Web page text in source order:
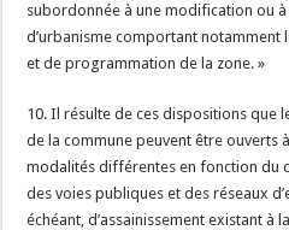
subordonnée à une modification ou à
d’urbanisme comportant notamment
et de programmation de la zone. »
10. Il résulte de ces dispositions que
de la commune peuvent être ouverts
modalités différentes en fonction du
des voies publiques et des réseaux
échéant, d’assainissement existant à